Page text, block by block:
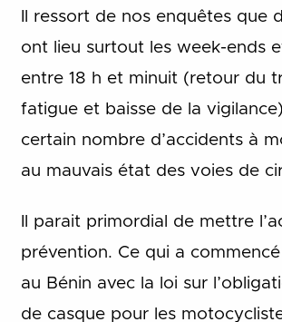
Il ressort de nos enquêtes que
ont lieu surtout les week-ends
entre 18 h et minuit (retour du
fatigue et baisse de la
certain nombre d’accidents à
au mauvais état des voies de
Il parait primordial de mettre
prévention. Ce qui a
au Bénin avec la loi sur
de casque pour les